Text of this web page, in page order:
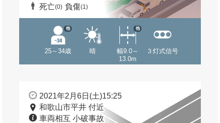
死亡(0) 負傷(1)
25～34歳
他
晴
幅9.0～
13.0m
他
３灯式信号
2021年2月6日(土)15:25
和歌山市平井 付近
車両相互 小破事故